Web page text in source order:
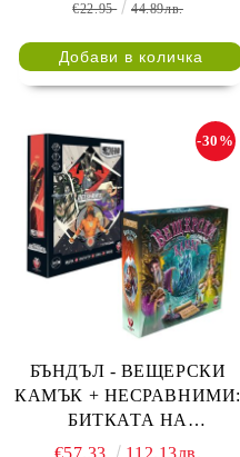
€22.95 44.89лв.
БЪНДЪЛ - ВЕЩЕРСКИ
КАМЪК + НЕСРАВНИМИ:
БИТКАТА НА
ЛЕГЕНДИТЕ ЧАСТ 1
-30%